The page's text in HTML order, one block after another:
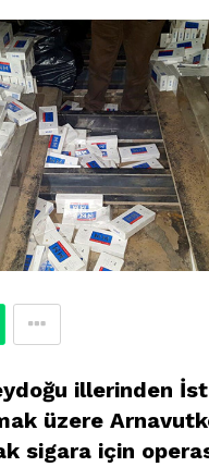
illerinden
üzere
sigara için